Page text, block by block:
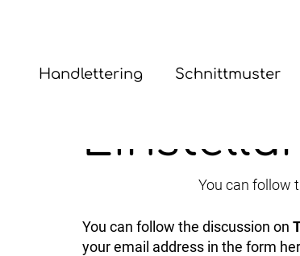
Handlettering Schnittmuster
You can follow
You can follow the discussion on
your email address in the form